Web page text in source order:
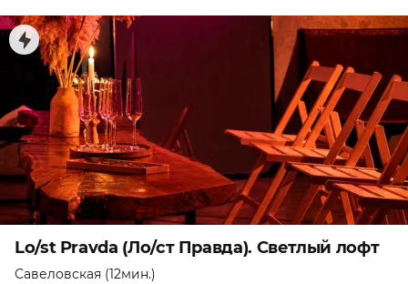
Lo/st Pravda (Ло/ст Правда). Светлый лофт
Савеловская (12мин.)